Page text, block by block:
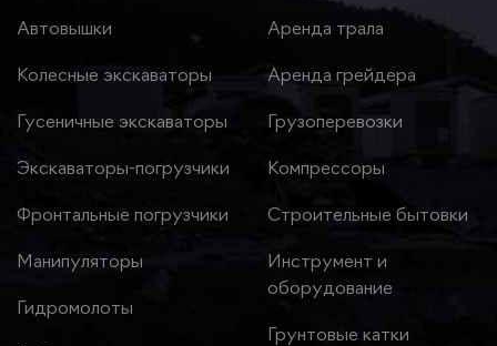
Автовышки
Колесные экскаваторы
Гусеничные экскаваторы
Экскаваторы-погрузчики
Фронтальные погрузчики
Манипуляторы
Гидромолоты
Аренда трала
Аренда грейдера
Грузоперевозки
Компрессоры
Строительные бытовки
Инструмент и
оборудование
Грунтовые катки